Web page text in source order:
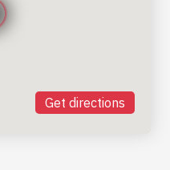
Get directions